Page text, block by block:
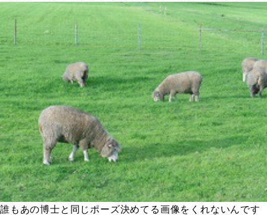
誰もあの博士と同じポーズ決めてる画像をくれないんです